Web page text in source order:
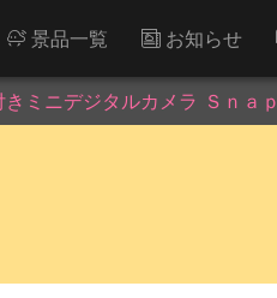
景品一覧 お知らせ
きミニデジタルカメラ Ｓｎａｐ